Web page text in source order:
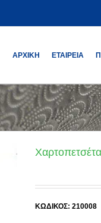
ΑΡΧΙΚΗ ΕΤΑΙΡΕΙΑ
ΚΩΔΙΚΟΣ: 210008